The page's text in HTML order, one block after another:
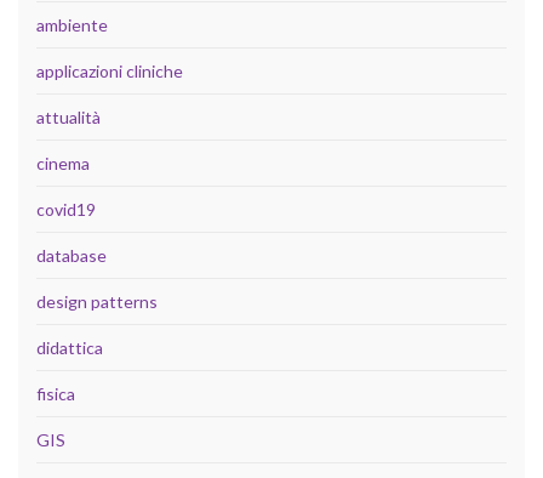
ambiente
applicazioni cliniche
attualità
cinema
covid19
database
design patterns
didattica
fisica
GIS